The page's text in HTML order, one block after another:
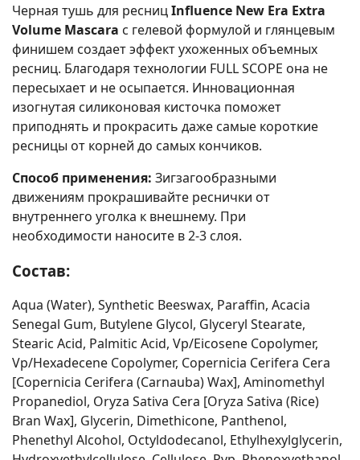
Черная тушь для ресницInfluence New Era Extra
Volume Mascara с гелевой формулой и глянцевым
финишем создает эффект ухоженных объемных
ресниц. Благодаря технологии FULL SCOPE она не
пересыхает и не осыпается. Инновационная
изогнутая силиконовая кисточка поможет
приподнять и прокрасить даже самые короткие
ресницы от корней до самых кончиков.
Способ применения: Зигзагообразными
движениям прокрашивайте реснички от
внутреннего уголка к внешнему. При
необходимости наносите в 2-3 слоя.
Состав:
Aqua (Water), Synthetic Beeswax, Paraffin, Acacia
Senegal Gum, Butylene Glycol, Glyceryl Stearate,
Stearic Acid, Palmitic Acid, Vp/Eicosene Copolymer,
Vp/Hexadecene Copolymer, Copernicia Cerifera Cera
[Copernicia Cerifera (Carnauba) Wax], Aminomethyl
Propanediol, Oryza Sativa Cera [Oryza Sativa (Rice)
Bran Wax], Glycerin, Dimethicone, Panthenol,
Phenethyl Alcohol, Octyldodecanol, Ethylhexylglycerin,